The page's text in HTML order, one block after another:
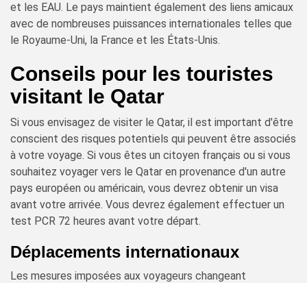
et les EAU. Le pays maintient également des liens amicaux
avec de nombreuses puissances internationales telles que
le Royaume-Uni, la France et les États-Unis.
Conseils pour les touristes
visitant le Qatar
Si vous envisagez de visiter le Qatar, il est important d'être
conscient des risques potentiels qui peuvent être associés
à votre voyage. Si vous êtes un citoyen français ou si vous
souhaitez voyager vers le Qatar en provenance d'un autre
pays européen ou américain, vous devrez obtenir un visa
avant votre arrivée. Vous devrez également effectuer un
test PCR 72 heures avant votre départ.
Déplacements internationaux
Les mesures imposées aux voyageurs changeant